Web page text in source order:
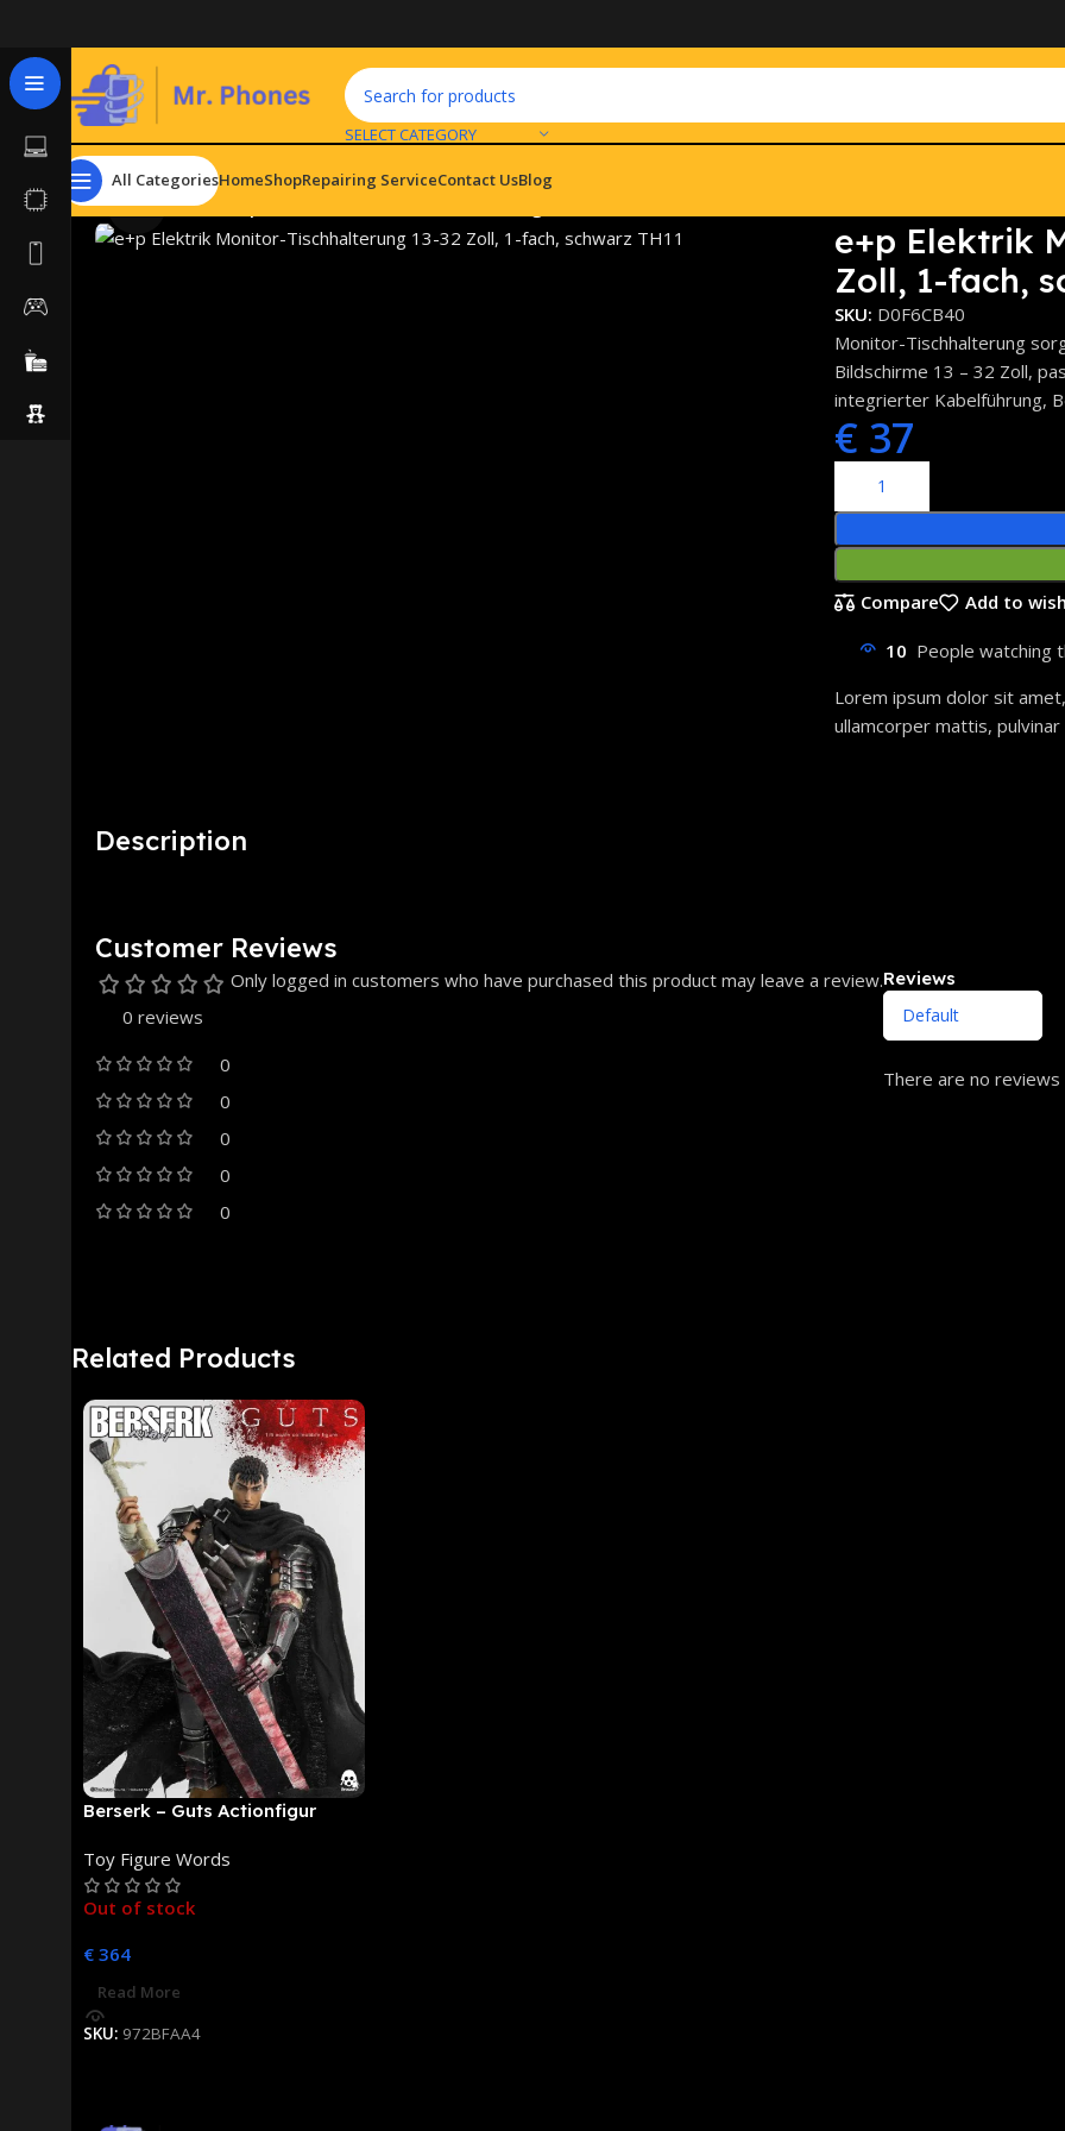
SELECT CATEGORY
All CategoriesHomeShopRepairing ServiceContact UsBlog
Home Monitors
Click to enlarge
e+p Elektrik
Zoll, 1-fach,
SKU: D0F6CB40
Monitor-Tischhalterung
Bildschirme 13 – 32 Zoll,
integrierter Kabelführung,
€37
Compare Add to
10 People watching
Lorem ipsum dolor sit
ullamcorper mattis, pulvinar
Description
Customer Reviews
0 reviews
0
0
0
0
0
Reviews
There are no reviews
Only logged in customers who have purchased this product may leave a review.
Related Products
Berserk – Guts Actionfigur
Toy Figure Words
Out of stock
€ 364
Read More
SKU: 972BFAA4